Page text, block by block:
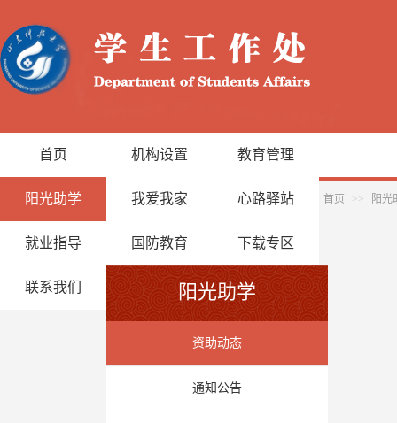
首页 机构设置 教育管理
阳光助学 我爱我家 心路驿站
就业指导 国防教育 下载专区
联系我们
首页 >> 阳光
阳光助学
资助动态
通知公告